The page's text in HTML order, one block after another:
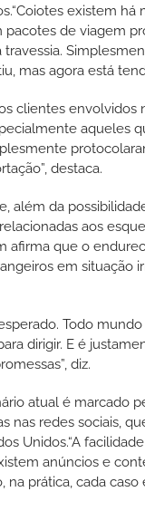
existem
de viagem
travessia.
mas agora está
clientes
aqueles
destaca.
além da
aos
afirma que o
em situação
Todo
dirigir. E é
diz.
atual é marcado
nas redes sociais,
Unidos.“A
anúncios e
na prática, cada